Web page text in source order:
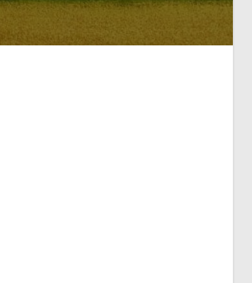
logname= uid=0 euid=0 tty= ruser=